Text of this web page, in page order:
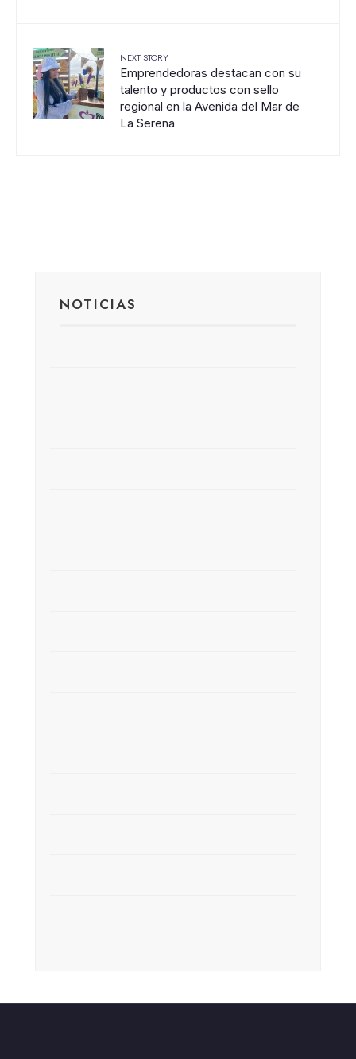
NEXT STORY
Emprendedoras destacan con su
talento y productos con sello
regional en la Avenida del Mar de
La Serena
NOTICIAS